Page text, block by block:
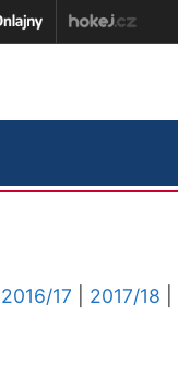
2016/17 2017/18